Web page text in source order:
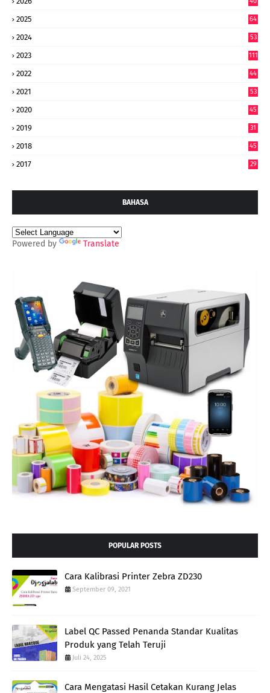
2025
64
2024
53
2023 111
2022
44
2021 53
2020 45
2019 31
2018 45
2017 29
BAHASA
Powered by Translate
POPULAR POSTS
Cara Kalibrasi Printer Zebra ZD230
September 09, 2021
Label QC Passed Penanda Standar Kualitas
Produk yang Telah Teruji
Juli 24, 2025
Cara Mengatasi Hasil Cetakan Kurang Jelas